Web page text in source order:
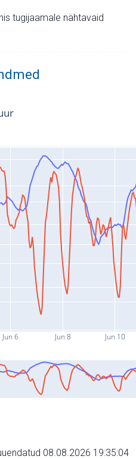
tugijaamale nähtavaid
Jun 6 Jun 8 Jun 10
08.08.2026 19:35:04